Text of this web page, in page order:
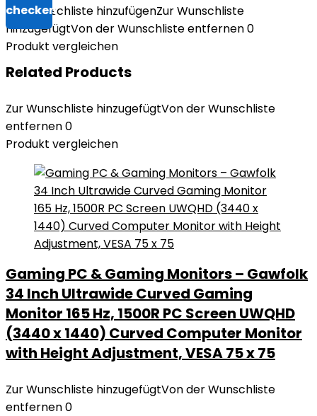
Zur Wunschliste hinzufügenZur Wunschliste
hinzugefügtVon der Wunschliste entfernen0
Produkt vergleichen
Related Products
Zur Wunschliste hinzugefügtVon der Wunschliste
entfernen0
Produkt vergleichen
Gaming PC & Gaming Monitors – Gawfolk
34 Inch Ultrawide Curved Gaming
Monitor 165 Hz, 1500R PC Screen UWQHD
(3440 x 1440) Curved Computer Monitor
with Height Adjustment, VESA 75 x 75
Zur Wunschliste hinzugefügtVon der Wunschliste
entfernen0